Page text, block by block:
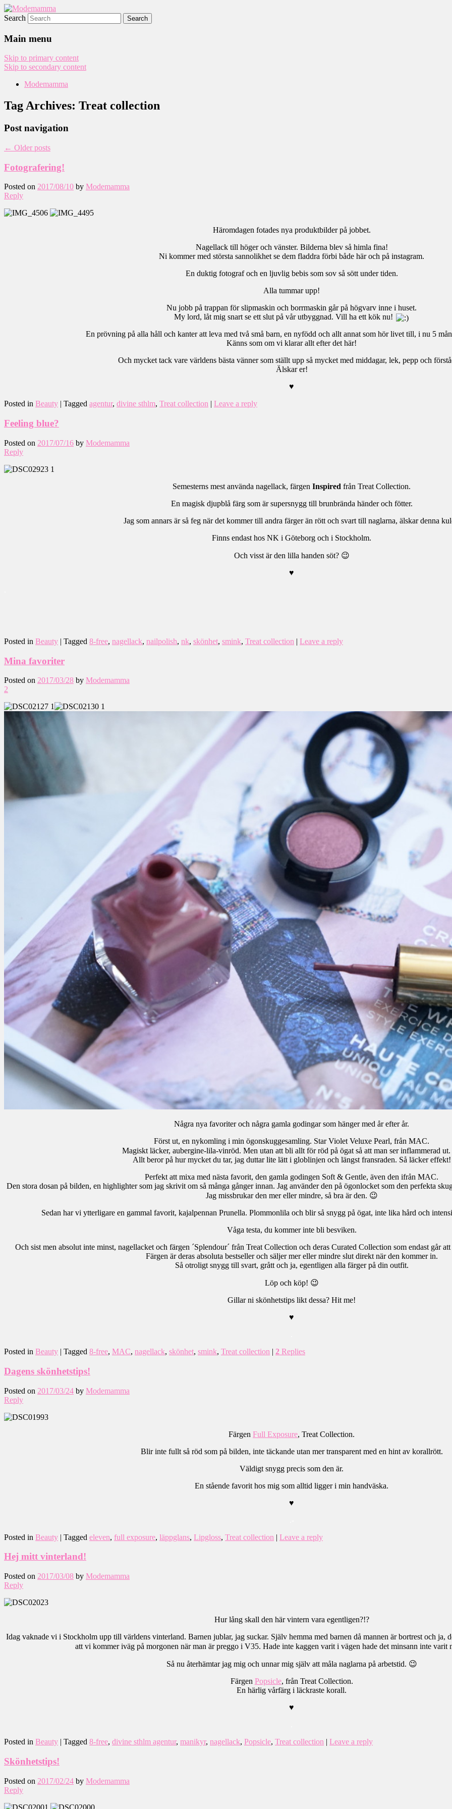
Modemamma
Search
Main menu
Skip to primary content
Skip to secondary content
Modemamma
Tag Archives: Treat collection
Post navigation
← Older posts
Fotografering!
Posted on 2017/08/10 by Modemamma
Reply
Häromdagen fotades nya produktbilder på jobbet.
Nagellack till höger och vänster. Bilderna blev så himla fina!
Ni kommer med största sannolikhet se dem fladdra förbi både här och på instagram.
En duktig fotograf och en ljuvlig bebis som sov så sött under tiden.
Alla tummar upp!
Nu jobb på trappan för slipmaskin och borrmaskin går på högvarv inne i huset.
My lord, låt mig snart se ett slut på vår utbyggnad. Vill ha ett kök nu!
En prövning på alla håll och kanter att leva med två små barn, en nyfödd och allt annat som hör livet till, i nu 5
Känns som om vi klarar allt efter det här!
Och mycket tack vare världens bästa vänner som ställt upp så mycket med middagar, lek, pepp och
Älskar er!
♥
Posted in Beauty | Tagged agentur, divine sthlm, Treat collection | Leave a reply
Feeling blue?
Posted on 2017/07/16 by Modemamma
Reply
Semesterns mest använda nagellack, färgen Inspired från Treat Collection.
En magisk djupblå färg som är supersnygg till brunbrända händer och fötter.
Jag som annars är så feg när det kommer till andra färger än rött och svart till naglarna, älskar denna
Finns endast hos NK i Göteborg och i Stockholm.
Och visst är den lilla handen söt? 😉
♥
Posted in Beauty | Tagged 8-free, nagellack, nailpolish, nk, skönhet, smink, Treat collection | Leave a reply
Mina favoriter
Posted on 2017/03/28 by Modemamma
2
Några nya favoriter och några gamla godingar som hänger med år efter år.
Först ut, en nykomling i min ögonskuggesamling. Star Violet Veluxe Pearl, från MAC.
Magiskt läcker, aubergine-lila-vinröd. Men utan att bli allt för röd på ögat så att man ser inflammerad
Allt beror på hur mycket du tar, jag duttar lite lätt i globlinjen och längst fransraden. Så läcker effekt!
Perfekt att mixa med nästa favorit, den gamla godingen Soft & Gentle, även den ifrån MAC.
Den stora dosan på bilden, en highlighter som jag skrivit om så många gånger innan. Jag använder den på ögonlocket som den perfekta
Jag missbrukar den mer eller mindre, så bra är den. 😉
Sedan har vi ytterligare en gammal favorit, kajalpennan Prunella. Plommonlila och blir så snygg på ögat, inte lika hård och
Våga testa, du kommer inte bli besviken.
Och sist men absolut inte minst, nagellacket och färgen ´Splendour´ från Treat Collection och deras Curated Collection som endast går
Färgen är deras absoluta bestseller och säljer mer eller mindre slut direkt när den kommer in.
Så otroligt snygg till svart, grått och ja, egentligen alla färger på din outfit.
Löp och köp! 😉
Gillar ni skönhetstips likt dessa? Hit me!
♥
Posted in Beauty | Tagged 8-free, MAC, nagellack, skönhet, smink, Treat collection | 2 Replies
Dagens skönhetstips!
Posted on 2017/03/24 by Modemamma
Reply
Färgen Full Exposure, Treat Collection.
Blir inte fullt så röd som på bilden, inte täckande utan mer transparent med en hint av korallrött.
Väldigt snygg precis som den är.
En stående favorit hos mig som alltid ligger i min handväska.
♥
Posted in Beauty | Tagged eleven, full exposure, läppglans, Lipgloss, Treat collection | Leave a reply
Hej mitt vinterland!
Posted on 2017/03/08 by Modemamma
Reply
Hur lång skall den här vintern vara egentligen?!?
Idag vaknade vi i Stockholm upp till världens vinterland. Barnen jublar, jag suckar. Själv hemma med barnen då mannen är bortrest och ja,
att vi kommer iväg på morgonen när man är preggo i V35. Hade inte kaggen varit i vägen hade det minsann inte varit
Så nu återhämtar jag mig och unnar mig själv att måla naglarna på arbetstid. 😉
Färgen Popsicle, från Treat Collection.
En härlig vårfärg i läckraste korall.
♥
Posted in Beauty | Tagged 8-free, divine sthlm agentur, manikyr, nagellack, Popsicle, Treat collection | Leave a reply
Skönhetstips!
Posted on 2017/02/24 by Modemamma
Reply